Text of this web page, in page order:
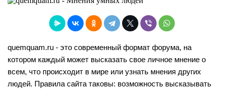
quemquam.ru - это современный формат форума, на
котором каждый может высказать свое личное мнение о
всем, что происходит в мире или узнать мнения других
людей. Правила сайта таковы: возможность высказывать